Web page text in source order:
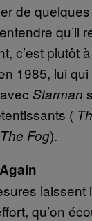
de
qu’il
c’est plutôt
1985, lui
Starman
(
The Fog).
laissent
qu’on